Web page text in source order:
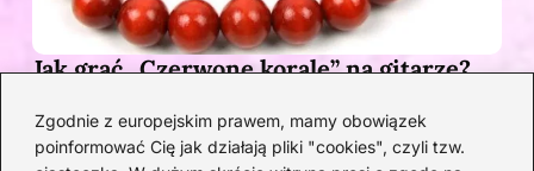
Zgodnie z europejskim prawem, mamy obowiązek
poinformować Cię jak działają pliki "cookies", czyli tzw.
Jak grać „Czerwone korale” na gitarze?
opisem